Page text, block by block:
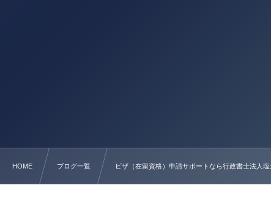
HOME ブログ一覧 ビザ（在留資格）申請サポートなら行政書士法人